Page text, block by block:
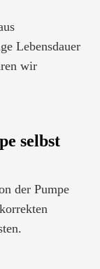
Lebensdauer
wir
selbst
der Pumpe